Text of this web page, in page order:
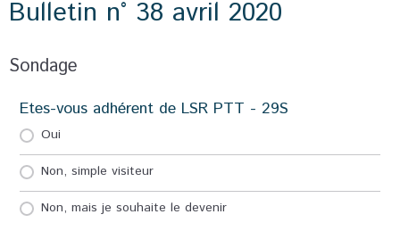
Bulletin n° 38 avril 2020
Sondage
Etes-vous adhérent de LSR PTT - 29S
Oui
Non, simple visiteur
Non, mais je souhaite le devenir